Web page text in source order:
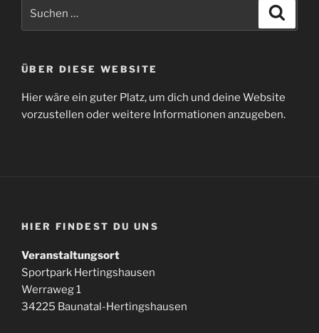
ÜBER DIESE WEBSITE
Hier wäre ein guter Platz, um dich und deine Website
vorzustellen oder weitere Informationen anzugeben.
HIER FINDEST DU UNS
Veranstaltungsort
Sportpark Hertingshausen
Werraweg 1
34225 Baunatal-Hertingshausen